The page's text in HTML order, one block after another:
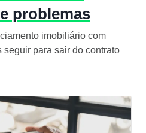
problemas
imobiliário com
para sair do contrato